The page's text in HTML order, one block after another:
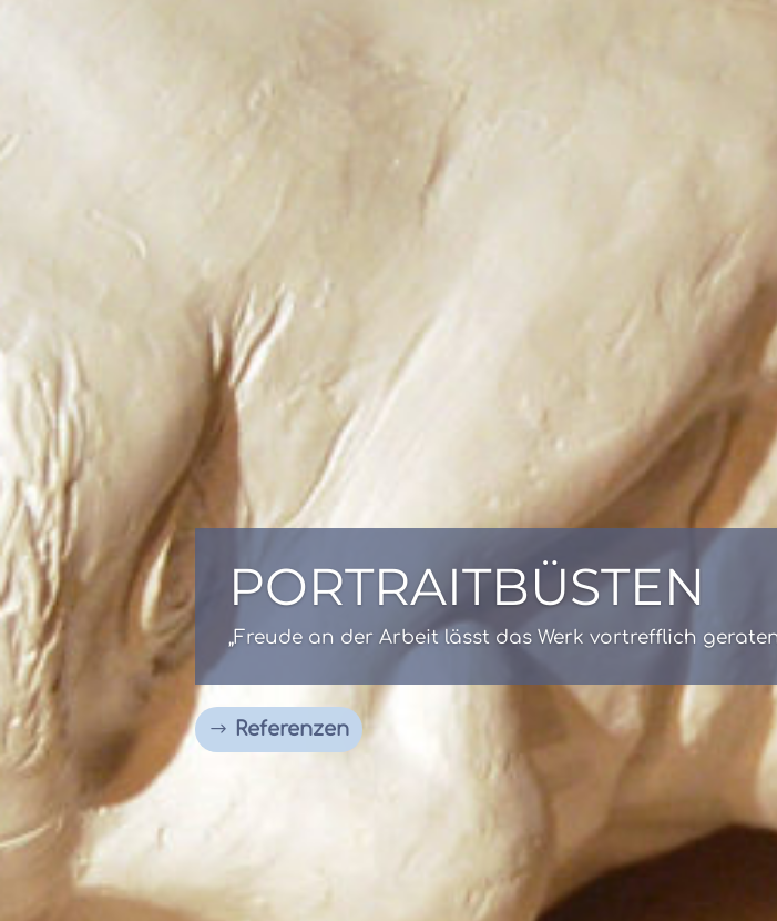
BRONZESKULPTUREN
„Kreativität ist Intelligenz die Spaß hat“ (Albert Einstein)
Referenzen